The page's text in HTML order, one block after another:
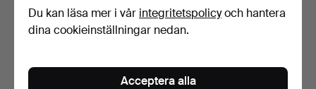
"Kastrup Lufthavn", väg…
Vägglampa av mässing
med jus…
3 dagar
Du kan läsa mer i vår integritetspolicyoch hantera
dina cookieinställningar nedan.
Acceptera alla